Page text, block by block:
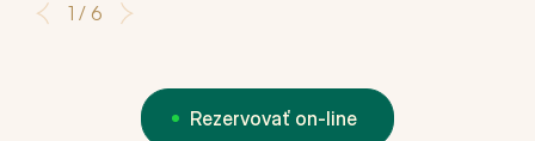
1 / 6
Rezervovať on-line